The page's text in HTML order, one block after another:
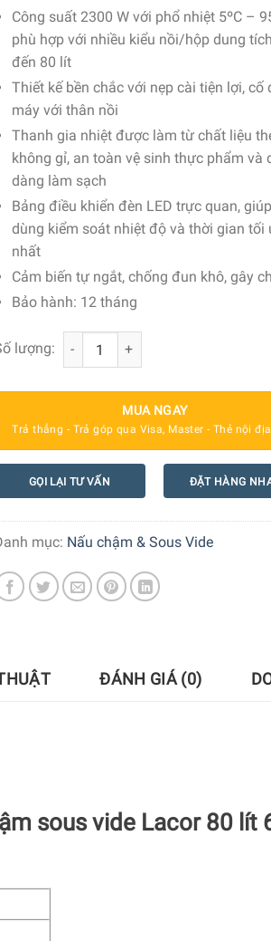
Công suất 2300 W với phổ nhiệt 5ºC –
phù hợp với nhiều kiểu nồi/hộp dung
đến 80 lít
Thiết kế bền chắc với nẹp cài tiện lợi, cố
máy với thân nồi
Thanh gia nhiệt được làm từ chất liệu
không gỉ, an toàn vệ sinh thực phẩm và
dàng làm sạch
Bảng điều khiển đèn LED trực quan,
dùng kiểm soát nhiệt độ và thời gian tối
nhất
Cảm biến tự ngắt, chống đun khô, gây
Bảo hành: 12 tháng
lượng: Máy nấu chậm sous vide Lacor 80 lít
MUA NGAY
Trả thẳng - Trả góp qua Visa, Master - Thẻ nội
GỌI LẠI TƯ VẤN ĐẶT HÀNG
mục: Nấu chậm & Sous Vide
ĐÁNH GIÁ (0)
sous vide Lacor 80 lít